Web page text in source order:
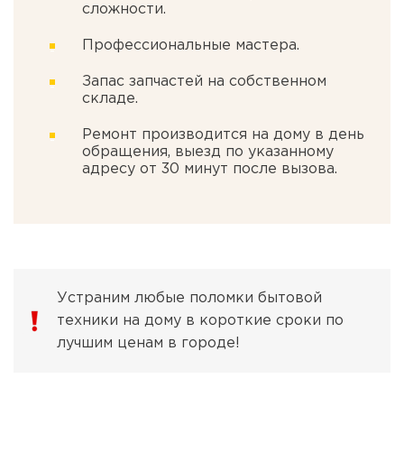
сложности.
Профессиональные мастера.
Запас запчастей на собственном
складе.
Ремонт производится на дому в день
обращения, выезд по указанному
адресу от 30 минут после вызова.
Устраним любые поломки бытовой
техники на дому в короткие сроки по
лучшим ценам в городе!